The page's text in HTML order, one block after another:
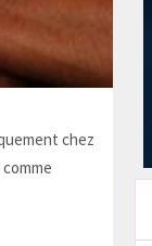
chez